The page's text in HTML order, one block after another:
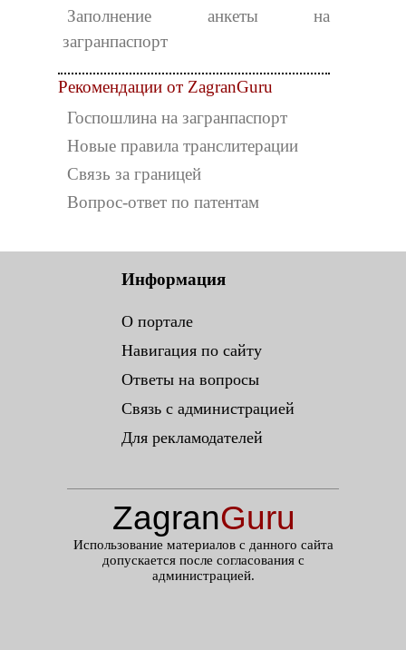
Заполнение анкеты на
загранпаспорт
Рекомендации от ZagranGuru
Госпошлина на загранпаспорт
Новые правила транслитерации
Связь за границей
Вопрос-ответ по патентам
Информация
О портале
Навигация по сайту
Ответы на вопросы
Связь с администрацией
Для рекламодателей
ZagranGuru
Использование материалов с данного сайта
допускается после согласования с
администрацией.